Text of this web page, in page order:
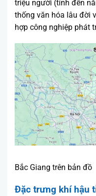
triệu người (tính đến
thống văn hóa lâu đời
hợp công nghiệp phát
Bắc Giang trên bản đồ
Đặc trưng khí hậu